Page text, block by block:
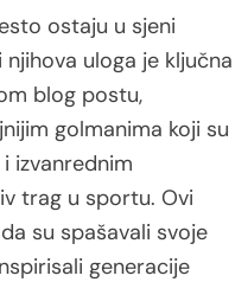
ostaju u sjeni
uloga je ključna
blog postu,
golmanima koji su
izvanrednim
trag u sportu. Ovi
su spašavali svoje
generacije